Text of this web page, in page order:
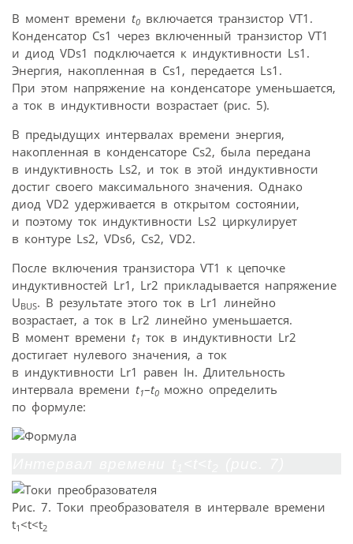
В момент времени t0 включается транзистор VT1.
Конденсатор Cs1 через включенный транзистор VT1
и диод VDs1 подключается к индуктивности Ls1.
Энергия, накопленная в Cs1, передается Ls1.
При этом напряжение на конденсаторе уменьшается,
а ток в индуктивности возрастает (рис. 5).
В предыдущих интервалах времени энергия,
накопленная в конденсаторе Cs2, была передана
в индуктивность Ls2, и ток в этой индуктивности
достиг своего максимального значения. Однако
диод VD2 удерживается в открытом состоянии,
и поэтому ток индуктивности Ls2 циркулирует
в контуре Ls2, VDs6, Cs2, VD2.
После включения транзистора VT1 к цепочке
индуктивностей Lr1, Lr2 прикладывается напряжение
UBUS. В результате этого ток в Lr1 линейно
возрастает, а ток в Lr2 линейно уменьшается.
В момент времени t1 ток в индуктивности Lr2
достигает нулевого значения, а ток
в индуктивности Lr1 равен Iн. Длительность
интервала времени t1–t0 можно определить
по формуле:
Рис. 7. Токи преобразователя в интервале времени
t1<t<t2